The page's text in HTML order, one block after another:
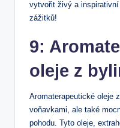
vytvořit živý a
zážitků!
9:
oleje z
Aromaterapeutické oleje
voňavkami, ale také
pohodu. Tyto oleje,